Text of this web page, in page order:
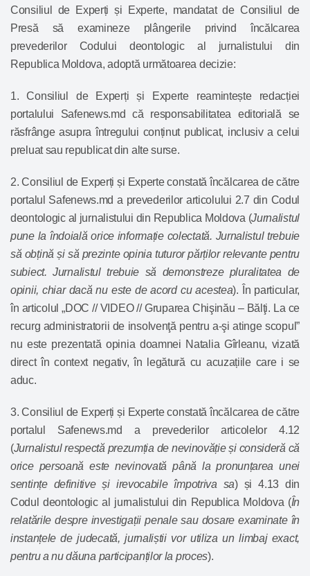
Consiliul de Experți și Experte, mandatat de Consiliul de
Presă să examineze plângerile privind încălcarea
prevederilor Codului deontologic al jurnalistului din
Republica Moldova, adoptă următoarea decizie:
1. Consiliul de Experți și Experte reamintește redacției
portalului Safenews.md că responsabilitatea editorială se
răsfrânge asupra întregului conținut publicat, inclusiv a celui
preluat sau republicat din alte surse.
2. Consiliul de Experți și Experte constată încălcarea de către
portalul Safenews.md a prevederilor articolului 2.7 din Codul
deontologic al jurnalistului din Republica Moldova (Jurnalistul
pune la îndoială orice informație colectată. Jurnalistul trebuie
să obțină și să prezinte opinia tuturor părților relevante pentru
subiect. Jurnalistul trebuie să demonstreze pluralitatea de
opinii, chiar dacă nu este de acord cu acestea). În particular,
în articolul „DOC // VIDEO // Gruparea Chişinău – Bălţi. La ce
recurg administratorii de insolvenţă pentru a-şi atinge scopul”
nu este prezentată opinia doamnei Natalia Gîrleanu, vizată
direct în context negativ, în legătură cu acuzațiile care i se
aduc.
3. Consiliul de Experți și Experte constată încălcarea de către
portalul Safenews.md a prevederilorarticolelor 4.12
(Jurnalistul respectă prezumția de nevinovăție și consideră că
orice persoană este nevinovată până la pronunțarea unei
sentințe definitive și irevocabile împotriva sa) și4.13din
Codul deontologic al jurnalistului din Republica Moldova (În
relatările despre investigații penale sau dosare examinate în
instanțele de judecată, jurnaliștii vor utiliza un limbaj exact,
pentru a nu dăuna participanților la proces).